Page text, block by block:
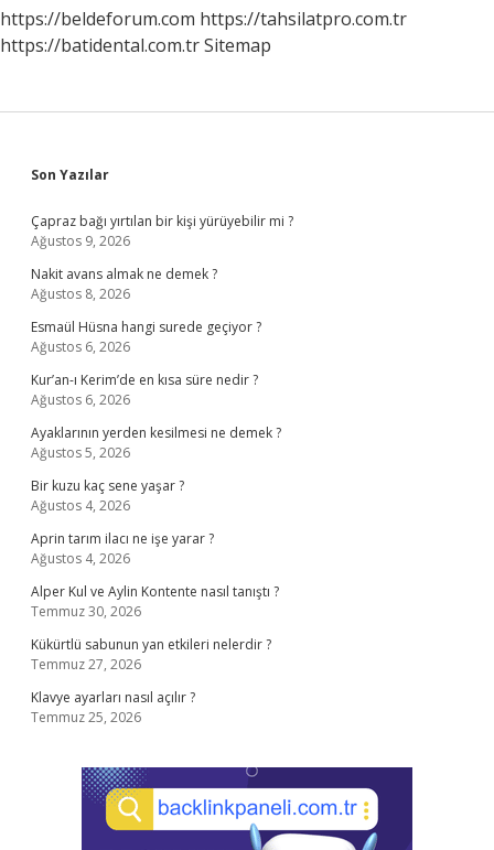
https://beldeforum.com https://tahsilatpro.com.tr
https://batidental.com.trSitemap
Sidebar
Son Yazılar
Çapraz bağı yırtılan bir kişi yürüyebilir mi ?
Ağustos 9, 2026
Nakit avans almak ne demek ?
Ağustos 8, 2026
Esmaül Hüsna hangi surede geçiyor ?
Ağustos 6, 2026
Kur’an-ı Kerim’de en kısa süre nedir ?
Ağustos 6, 2026
Ayaklarının yerden kesilmesi ne demek ?
Ağustos 5, 2026
Bir kuzu kaç sene yaşar ?
Ağustos 4, 2026
Aprin tarım ilacı ne işe yarar ?
Ağustos 4, 2026
Alper Kul ve Aylin Kontente nasıl tanıştı ?
Temmuz 30, 2026
Kükürtlü sabunun yan etkileri nelerdir ?
Temmuz 27, 2026
Klavye ayarları nasıl açılır ?
Temmuz 25, 2026